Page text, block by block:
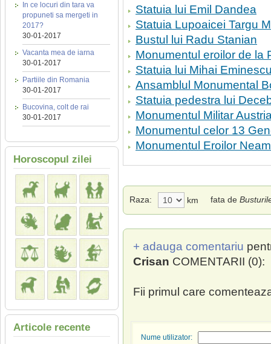
In ce locuri din tara va
propuneti sa mergeti in
2017?
30-01-2017
Vacanta mea de iarna
30-01-2017
Partiile din Romania
30-01-2017
Bucovina, colt de rai
30-01-2017
Horoscopul zilei
Articole recente
Statuia lui Emil Dandea
Statuia Lupoaicei Targu
Bustul lui Radu Stanian
Monumentul eroilor de la
Statuia lui Mihai
Ansamblul Monumental
Statuia pedestra lui
Monumentul Militar
Monumentul celor 13
Monumentul Eroilor
Raza: km fata de
+ adauga comentariu
Crisan COMENTARII (0):
Fii primul care
Nume utilizator: